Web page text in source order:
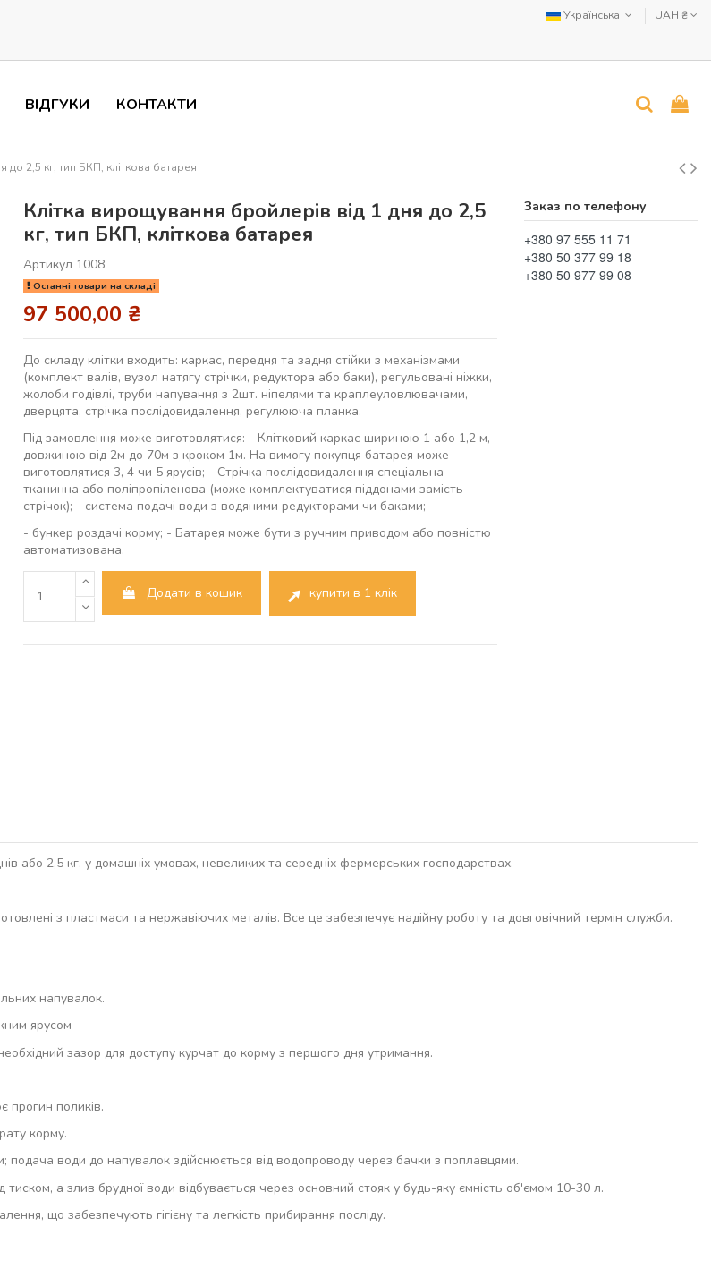
Українська UAH ₴
ВІДГУКИ КОНТАКТИ
до 2,5 кг, тип БКП, кліткова батарея
Клітка вирощування бройлерів від 1 дня до 2,5
кг, тип БКП, кліткова батарея
Артикул 1008
Останні товари на складі
97 500,00 ₴
До складу клітки входить: каркас, передня та задня стійки з механізмами
(комплект валів, вузол натягу стрічки, редуктора або баки), регульовані ніжки,
жолоби годівлі, труби напування з 2шт. ніпелями та краплеуловлювачами,
дверцята, стрічка послідовидалення, регулююча планка.
Під замовлення може виготовлятися: - Клітковий каркас шириною 1 або 1,2 м,
довжиною від 2м до 70м з кроком 1м. На вимогу покупця батарея може
виготовлятися 3, 4 чи 5 ярусів; - Стрічка послідовидалення спеціальна
тканинна або поліпропіленова (може комплектуватися піддонами замість
стрічок); - система подачі води з водяними редукторами чи баками;
- бункер роздачі корму; - Батарея може бути з ручним приводом або повністю
автоматизована.
Додати в кошик купити в 1 клік
Заказ по телефону
+380 97 555 11 71
+380 50 377 99 18
+380 50 977 99 08
або 2,5 кг. у домашніх умовах, невеликих та середніх фермерських господарствах.
з пластмаси та нержавіючих металів. Все це забезпечує надійну роботу та довговічний термін служби.
напувалок.
ярусом
зазор для доступу курчат до корму з першого дня утримання.
прогин поликів.
корму.
подача води до напувалок здійснюється від водопроводу через бачки з поплавцями.
а злив брудної води відбувається через основний стояк у будь-яку ємність об'ємом 10-30 л.
що забезпечують гігієну та легкість прибирання посліду.